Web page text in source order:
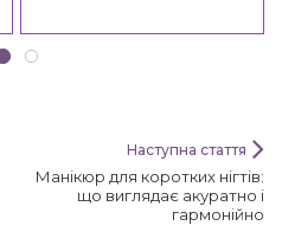
Наступна стаття
Манікюр для коротких нігтів:
що виглядає акуратно і
гармонійно